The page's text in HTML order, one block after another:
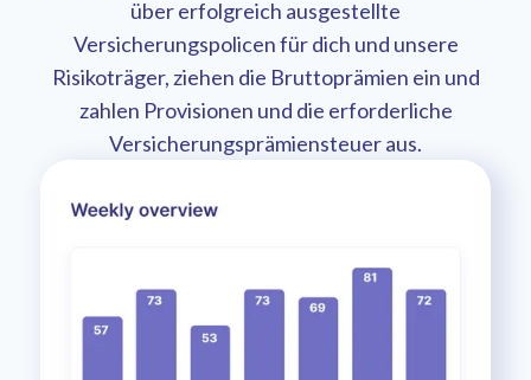
über erfolgreich ausgestellte
Versicherungspolicen für dich und unsere
Risikoträger, ziehen die Bruttoprämien ein und
zahlen Provisionen und die erforderliche
Versicherungsprämiensteuer aus.